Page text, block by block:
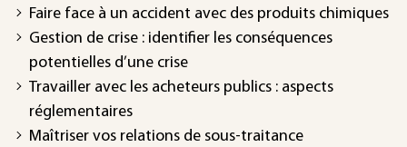
Faire face à un accident avec des produits chimiques
Gestion de crise : identifier les conséquences
potentielles d’une crise
Travailler avec les acheteurs publics : aspects
réglementaires
Maîtriser vos relations de sous-traitance